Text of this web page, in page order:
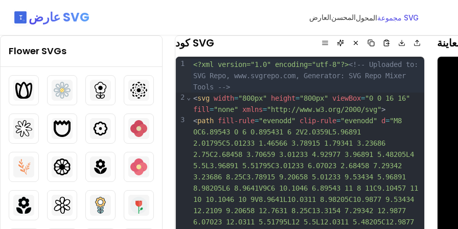
عارض SVG العارضالمحسنالمحول مجموعة SVG
Flower SVGs
كود SVG
1
2
3
⌄
<?xml version="1.0" encoding="utf-8"?><!-- Uploaded to:
SVG Repo, www.svgrepo.com, Generator: SVG Repo Mixer
Tools -->
<svg width="800px" height="800px" viewBox="0 0 16 16"
fill="none" xmlns="http://www.w3.org/2000/svg">
<path fill-rule="evenodd" clip-rule="evenodd" d="M8
0C6.89543 0 6 0.895431 6 2V2.0359L5.96891
2.01795C5.01233 1.46566 3.78915 1.79341 3.23686
2.75C2.68458 3.70659 3.01233 4.92977 3.96891 5.48205L4
5.5L3.96891 5.51795C3.01233 6.07023 2.68458 7.29342
3.23686 8.25C3.78915 9.20658 5.01233 9.53434 5.96891
8.98205L6 8.9641V9C6 10.1046 6.89543 11 8 11C9.10457 11
10 10.1046 10 9V8.9641L10.0311 8.98205C10.9877 9.53434
12.2109 9.20658 12.7631 8.25C13.3154 7.29342 12.9877
6.07023 12.0311 5.51795L12 5.5L12.0311 5.48205C12.9877